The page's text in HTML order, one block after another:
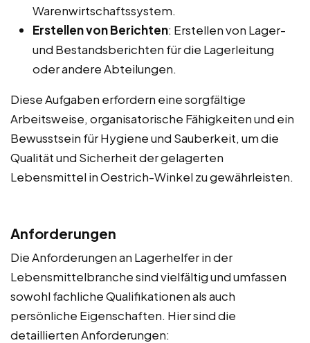
Warenwirtschaftssystem.
Erstellen von Berichten: Erstellen von Lager-
und Bestandsberichten für die Lagerleitung
oder andere Abteilungen.
Diese Aufgaben erfordern eine sorgfältige
Arbeitsweise, organisatorische Fähigkeiten und ein
Bewusstsein für Hygiene und Sauberkeit, um die
Qualität und Sicherheit der gelagerten
Lebensmittel in Oestrich-Winkel zu gewährleisten.
Anforderungen
Die Anforderungen an Lagerhelfer in der
Lebensmittelbranche sind vielfältig und umfassen
sowohl fachliche Qualifikationen als auch
persönliche Eigenschaften. Hier sind die
detaillierten Anforderungen: